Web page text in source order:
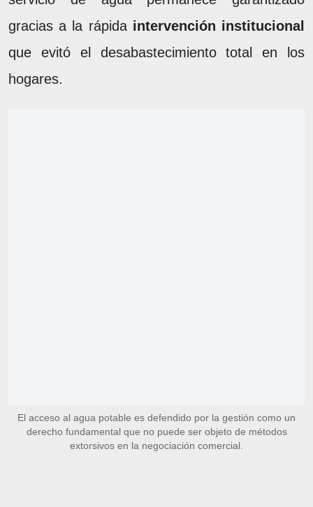
gracias a la rápida intervención institucional
que evitó el desabastecimiento total en los
hogares.
El acceso al agua potable es defendido por la gestión como un
derecho fundamental que no puede ser objeto de métodos
extorsivos en la negociación comercial.